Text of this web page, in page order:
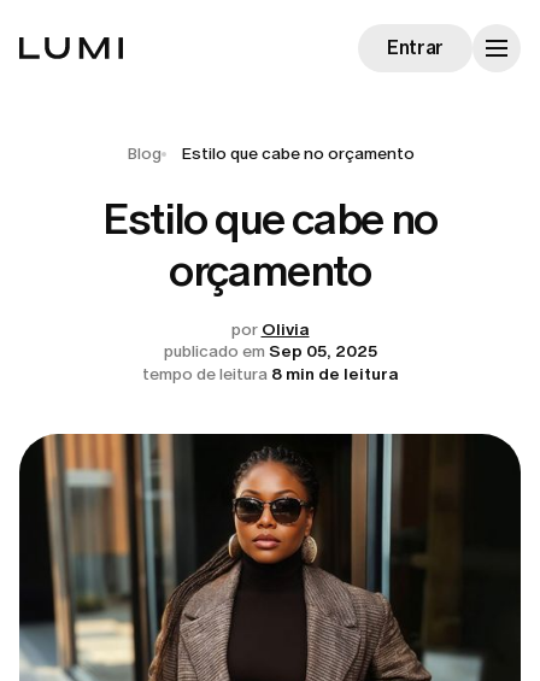
Entrar
Blog Estilo que cabe no orçamento
Estilo que cabe no
orçamento
por Olivia
publicado em Sep 05, 2025
tempo de leitura 8 min de leitura